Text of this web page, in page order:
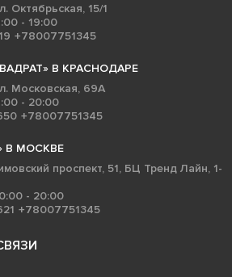
Октябрьская, 15/1
- 19:00
+78007751345
В КРАСНОДАРЕ
Московская, 69А
- 20:00
+78007751345
В МОСКВЕ
проспект, 51, БЦ Тренд Лайн, 1-
- 20:00
+78007751345